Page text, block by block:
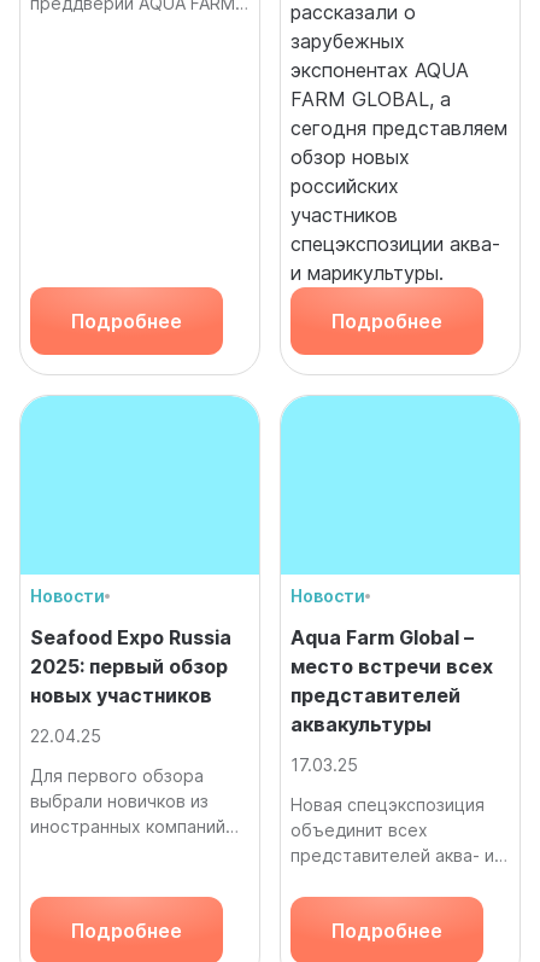
Подробнее
рассказали о
зарубежных
экспонентах AQUA
FARM GLOBAL, а
сегодня представляем
обзор новых
российских
участников
спецэкспозиции аква-
и марикультуры.
Подробнее
Новости
Seafood Expo Russia
2025: первый обзор
новых участников
22.04.25
Для первого обзора
выбрали новичков из
иностранных компаний
Подробнее
Новости
Aqua Farm Global –
место встречи всех
представителей
аквакультуры
17.03.25
Новая спецэкспозиция
объединит всех
представителей аква- и
Подробнее